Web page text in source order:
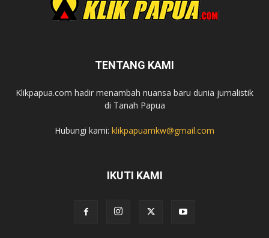
TENTANG KAMI
Klikpapua.com hadir menambah nuansa baru dunia jurnalistik
di Tanah Papua
Hubungi kami: klikpapuamkw@gmail.com
IKUTI KAMI